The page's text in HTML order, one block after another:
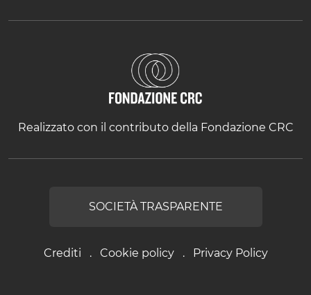
Realizzato con il contributo della Fondazione CRC
Crediti Cookie policy Privacy Policy
SOCIETÀ TRASPARENTE